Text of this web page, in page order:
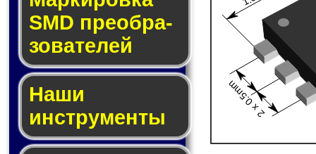
SMD пре­об­ра­
зо­ва­те­лей
Наши
инструменты
2 x 0.5mm